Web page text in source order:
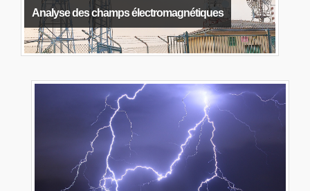
Analyse des champs électromagnétiques